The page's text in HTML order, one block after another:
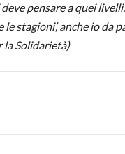
pensare a quei
le stagioni’, anche io
la Solidarietà)